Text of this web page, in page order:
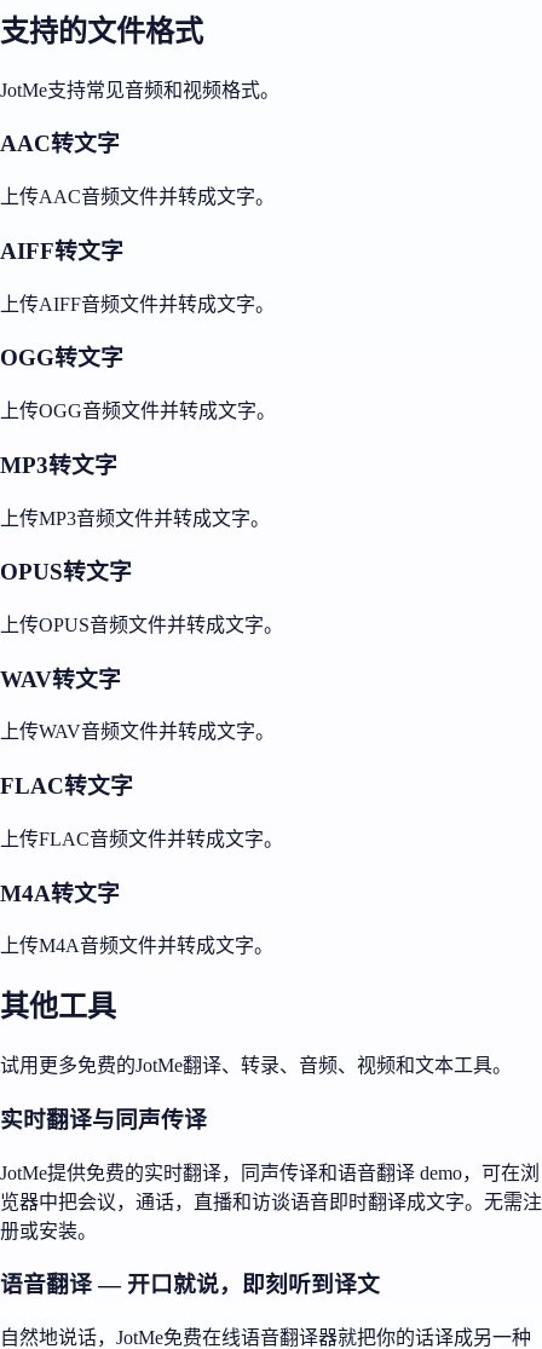
支持的文件格式
JotMe支持常见音频和视频格式。
AAC转文字
上传AAC音频文件并转成文字。
AIFF转文字
上传AIFF音频文件并转成文字。
OGG转文字
上传OGG音频文件并转成文字。
MP3转文字
上传MP3音频文件并转成文字。
OPUS转文字
上传OPUS音频文件并转成文字。
WAV转文字
上传WAV音频文件并转成文字。
FLAC转文字
上传FLAC音频文件并转成文字。
M4A转文字
上传M4A音频文件并转成文字。
其他工具
试用更多免费的JotMe翻译、转录、音频、视频和文本工具。
实时翻译与同声传译
JotMe提供免费的实时翻译，同声传译和语音翻译 demo，可在浏
览器中把会议，通话，直播和访谈语音即时翻译成文字。无需注
册或安装。
语音翻译 — 开口就说，即刻听到译文
自然地说话，JotMe免费在线语音翻译器就把你的话译成另一种